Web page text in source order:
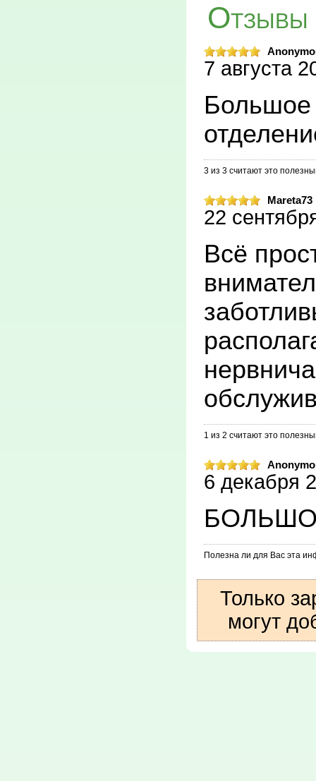
Отзывы
7 августа
3 из 3 считают это
Mareta73
22
Всё
1 из 2 считают это
6 декабря
Полезна ли для Вас эта
Только
могут